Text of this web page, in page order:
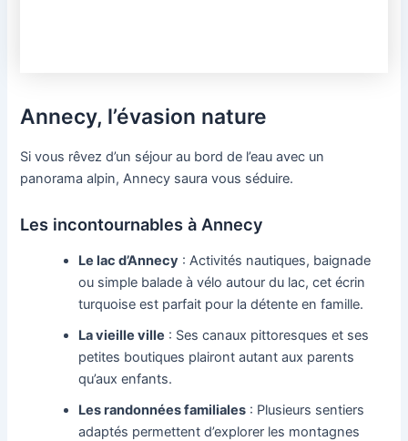
Annecy, l’évasion nature
Si vous rêvez d’un séjour au bord de l’eau avec un
panorama alpin, Annecy saura vous séduire.
Les incontournables à Annecy
Le lac d’Annecy : Activités nautiques, baignade
ou simple balade à vélo autour du lac, cet écrin
turquoise est parfait pour la détente en famille.
La vieille ville : Ses canaux pittoresques et ses
petites boutiques plairont autant aux parents
qu’aux enfants.
Les randonnées familiales : Plusieurs sentiers
adaptés permettent d’explorer les montagnes